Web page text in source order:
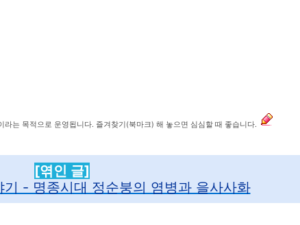
라는 목적으로 운영됩니다. 즐겨찾기(북마크) 해 놓으면 심심할 때 좋습니다.
[엮인 글]
- 명종시대 정순붕의 염병과 을사사화